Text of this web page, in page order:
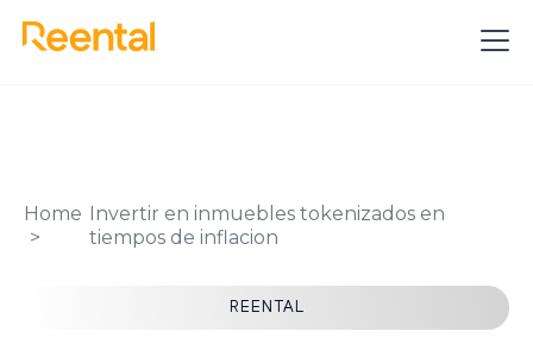
Home Invertir en inmuebles tokenizados en
tiempos de inflacion
REENTAL